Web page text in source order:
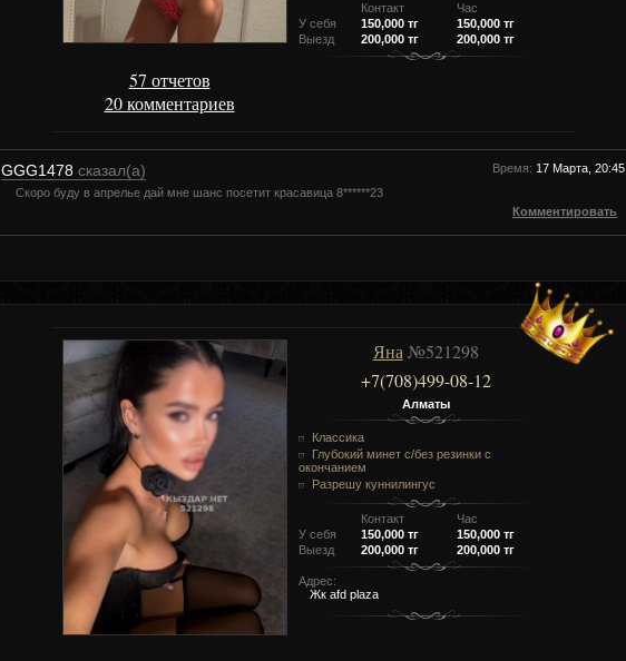
57 отчетов
20 комментариев
Контакт
Час
У себя
150,000 тг
150,000 тг
Выезд
200,000 тг 200,000 тг
GGG1478 сказал(а) Время: 17 Марта, 20:45
Скоро буду в апрелье дай мне шанс посетит красавица 8******23
Комментировать
Яна№521298
+7(708)499-08-12
Алматы
Классика
Глубокий минет c/без резинки c
окончанием
Разрешу куннилингус
Контакт
Час
У себя
150,000 тг
150,000 тг
Выезд
200,000 тг 200,000 тг
Адрес:
Жк afd plaza